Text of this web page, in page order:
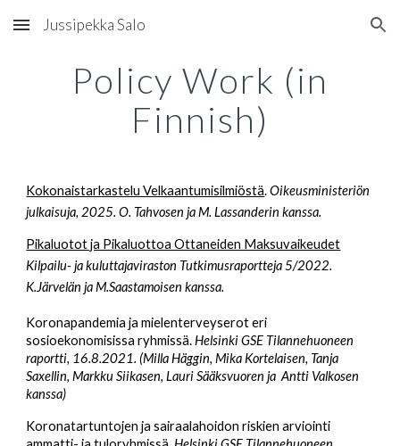
Skip to main content Skip to navigation
Jussipekka Salo
Policy Work (in
Finnish)
Kokonaistarkastelu Velkaantumisilmiöstä.Oikeusministeriön
julkaisuja, 2025. O. Tahvosen ja M. Lassanderin kanssa.
Pikaluotot ja Pikaluottoa Ottaneiden Maksuvaikeudet
Kilpailu- ja kuluttajaviraston Tutkimusraportteja 5/2022.
K.Järvelän ja M.Saastamoisen kanssa.
Koronapandemia ja mielenterveyserot eri
sosioekonomisissa ryhmissä.Helsinki GSE Tilannehuoneen
raportti, 16.8.2021. (Milla Häggin, Mika Kortelaisen, Tanja
Saxellin, Markku Siikasen, Lauri Sääksvuoren ja Antti Valkosen
kanssa)
Koronatartuntojen ja sairaalahoidon riskien arviointi